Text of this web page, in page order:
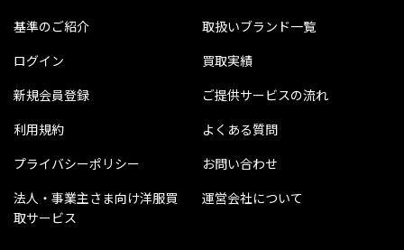
基準のご紹介
ログイン
新規会員登録
利用規約
プライバシーポリシー
法人・事業主さま向け洋服買
取サービス
取扱いブランド一覧
買取実績
ご提供サービスの流れ
よくある質問
お問い合わせ
運営会社について